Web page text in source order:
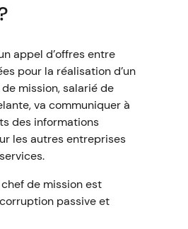
appel d’offres entre
pour la réalisation d’un
mission, salarié de
va communiquer à
des informations
les autres entreprises
de mission est
passive et